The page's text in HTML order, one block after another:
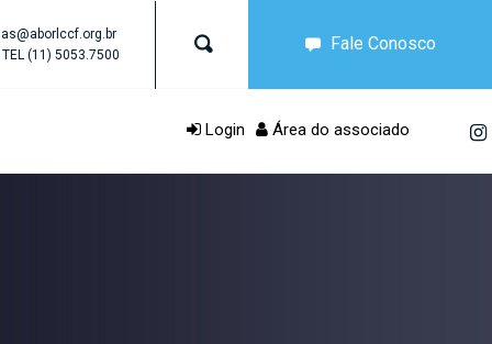
TEL (11) 5053.7500
Fale Conosco
Login Área do associado